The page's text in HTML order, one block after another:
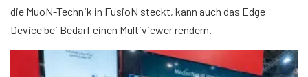
die MuoN-Technik in FusioN steckt, kann auch das Edge
Device bei Bedarf einen Multiviewer rendern.